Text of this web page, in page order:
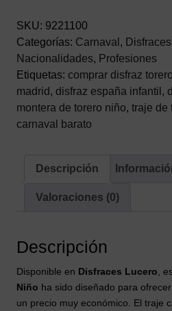
de
Luces
para
Niños
cantidad
SKU: 9221100
Categorías: Carnaval , Disfraces
Nacionalidades, Profesiones
Etiquetas: comprar disfraz
madrid , disfraz españa infantil ,
montera de torero niño, traje de
carnaval barato
Descripción
Valoraciones (0)
Descripción
Disponible en Disfraces Lucero ,
Niño ha sido diseñado para
un precio muy económico. El traje